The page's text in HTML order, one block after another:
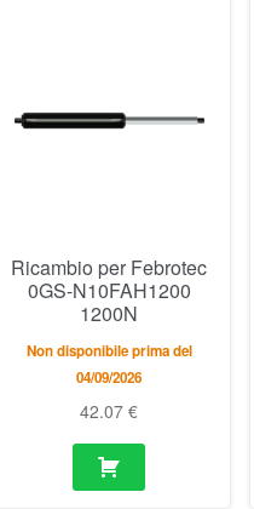
Ricambio per Febrotec
0GS-N10FAH1200
1200N
Non disponibile prima del
04/09/2026
42.07€